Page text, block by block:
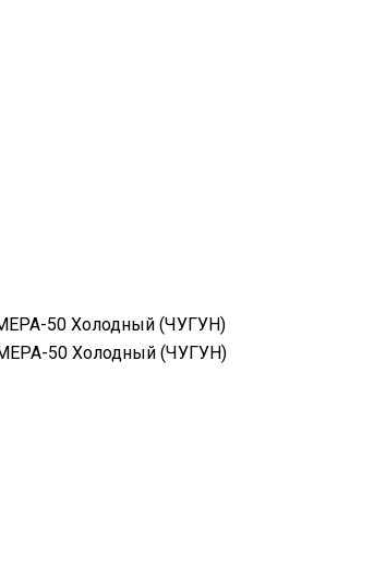
50 Холодный (ЧУГУН)
50 Холодный (ЧУГУН)